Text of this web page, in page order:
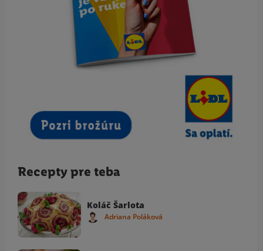
Recepty pre teba
Koláč Šarlota
Adriana Poláková